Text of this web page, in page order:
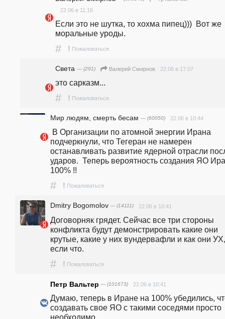
22.06 в 11:16
Если это не шутка, то хохма пипец)))  Вот же
моральные уроды.
# ! Пожаловаться
Света — (291) Валерий Смирнов 22.06 в 17:07
это сарказм...
# ! Пожаловаться
Мир людям, смерть бесам — (60050) 22.06 в 10:44
подчеркнули, что Тегеран не намерен
останавливать развитие ядерной отрасли
ударов.  Теперь вероятность создания ЯО
100% !!
# ! Пожаловаться
Dmitry Bogomolov — (14111) 22.06 в 10:41
Договорняк грядет. Сейчас все три стороны
конфликта будут демонстрировать какие они
крутые, какие у них вундервафли и как они УХ,
если что.
# ! Пожаловаться
Петр Вальтер — (101673) 22.06 в 10:41
Думаю, теперь в Иране на 100% убедились,
создавать свое ЯО с такими соседями просто
необходимо.